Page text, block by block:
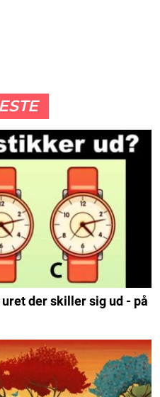
der skiller sig ud - på